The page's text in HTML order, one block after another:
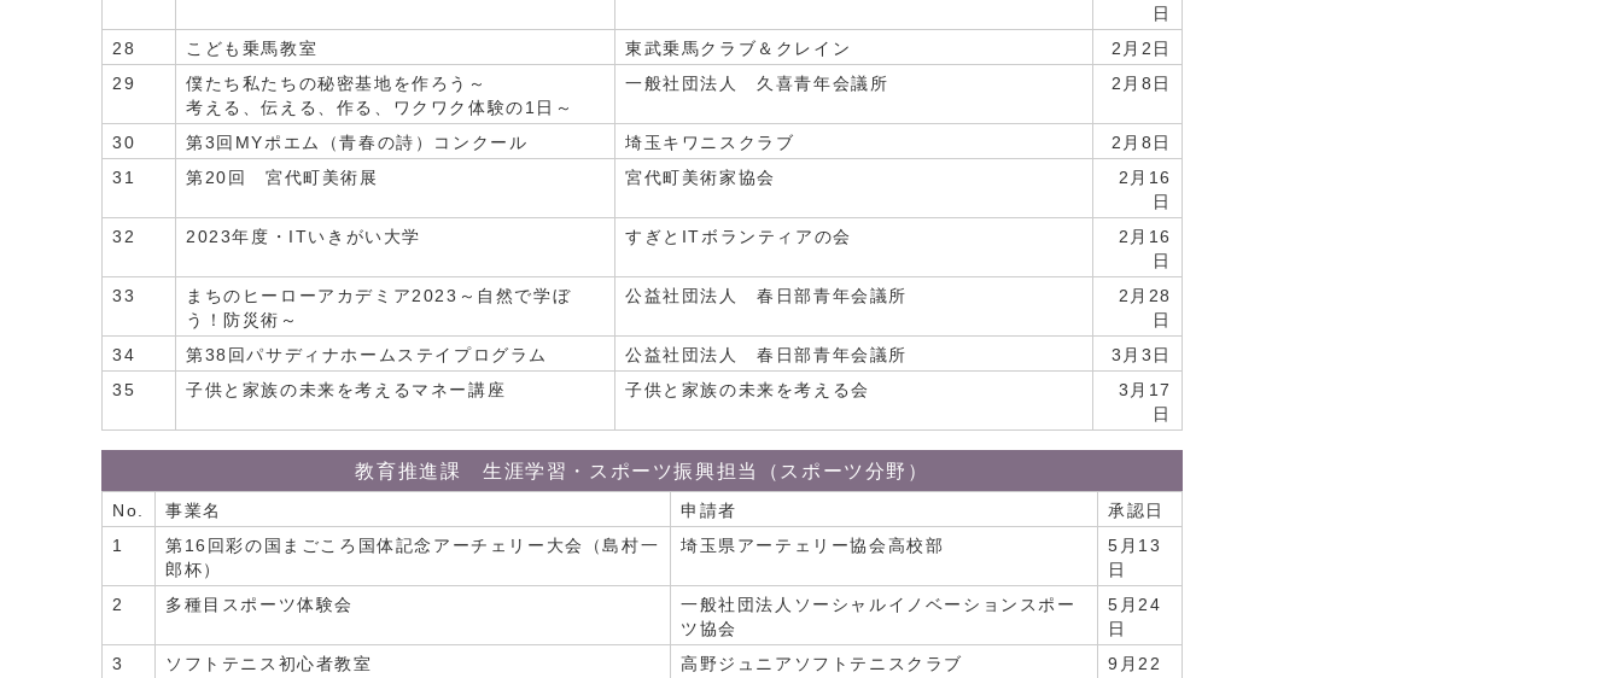
日
28
こども乗馬教室 東武乗馬クラブ＆クレイン
2月2日
29
僕たち私たちの秘密基地を作ろう～
考える、伝える、作る、ワクワク体験の1日～
一般社団法人 久喜青年会議所 2月8日
30 第3回MYポエム（青春の詩）コンクール 埼玉キワニスクラブ
2月8日
31
第20回 宮代町美術展 宮代町美術家協会
2月16
日
32
2023年度・ITいきがい大学 すぎとITボランティアの会
2月16
日
33
まちのヒーローアカデミア2023～自然で学ぼ
う！防災術～
公益社団法人 春日部青年会議所
2月28
日
34
第38回パサディナホームステイプログラム 公益社団法人 春日部青年会議所
3月3日
35
子供と家族の未来を考えるマネー講座 子供と家族の未来を考える会
3月17
日
教育推進課 生涯学習・スポーツ振興担当（スポーツ分野）
No. 事業名 申請者
承認日
1
第16回彩の国まごころ国体記念アーチェリー大会（島村一
郎杯）
埼玉県アーテェリー協会高校部
5月13
日
2
多種目スポーツ体験会
一般社団法人ソーシャルイノベーションスポー
ツ協会
5月24
日
3
ソフトテニス初心者教室 高野ジュニアソフトテニスクラブ
9月22